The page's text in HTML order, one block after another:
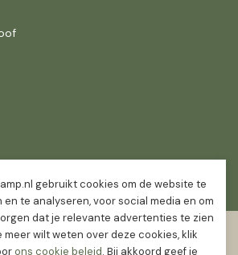
gebruikt cookies om de website te
te analyseren, voor social media en om
dat je relevante advertenties te zien
meer wilt weten over deze cookies, klik
ons cookie beleid. Bij akkoord geef je